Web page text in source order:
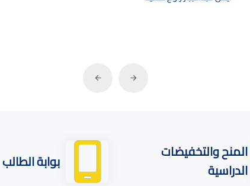
المنح والتخفيضات
الدراسية
بوابة الطالب